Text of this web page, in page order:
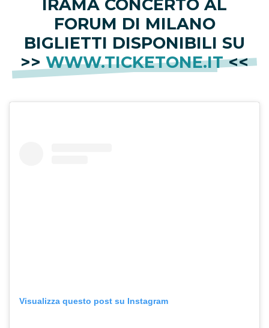
IRAMA CONCERTO AL
FORUM DI MILANO
BIGLIETTI DISPONIBILI SU
>> WWW.TICKETONE.IT<<
Visualizza questo post su Instagram